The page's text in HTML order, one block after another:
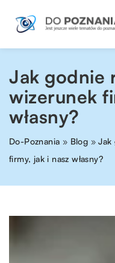
Jak godnie
wizerunek
własny?
Do-Poznania » Blog »Jak
firmy, jak i nasz własny?